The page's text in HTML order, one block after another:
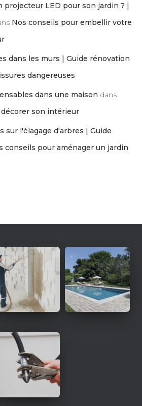
projecteur LED pour son jardin ? |
Nos conseils pour embellir votre
dans les murs | Guide rénovation
dangereuses
dans une maison dans
décorer son intérieur
sur l'élagage d'arbres | Guide
conseils pour aménager un jardin